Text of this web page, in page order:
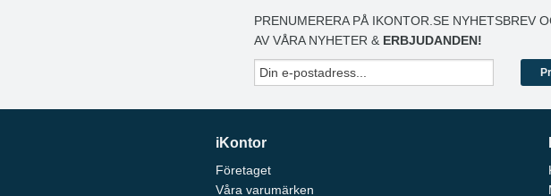
PRENUMERERA PÅ IKONTOR.SE NYHETSBREV
AV VÅRA NYHETER & ERBJUDANDEN!
iKontor
Företaget
Våra varumärken